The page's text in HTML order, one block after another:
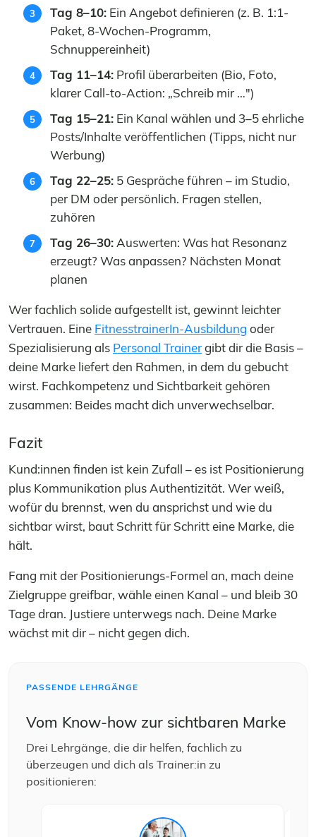
Tag 8–10: Ein Angebot definieren (z. B. 1:1-
Paket, 8-Wochen-Programm,
Schnuppereinheit)
Tag 11–14: Profil überarbeiten (Bio, Foto,
klarer Call-to-Action: „Schreib mir …")
Tag 15–21: Ein Kanal wählen und 3–5 ehrliche
Posts/Inhalte veröffentlichen (Tipps, nicht nur
Werbung)
Tag 22–25: 5 Gespräche führen – im Studio,
per DM oder persönlich. Fragen stellen,
zuhören
Tag 26–30: Auswerten: Was hat Resonanz
erzeugt? Was anpassen? Nächsten Monat
planen
Wer fachlich solide aufgestellt ist, gewinnt leichter
Vertrauen. Eine FitnesstrainerIn-Ausbildung oder
Spezialisierung als Personal Trainergibt dir die Basis –
deine Marke liefert den Rahmen, in dem du gebucht
wirst. Fachkompetenz und Sichtbarkeit gehören
zusammen: Beides macht dich unverwechselbar.
Fazit
Kund:innen finden ist kein Zufall – es ist Positionierung
plus Kommunikation plus Authentizität. Wer weiß,
wofür du brennst, wen du ansprichst und wie du
sichtbar wirst, baut Schritt für Schritt eine Marke, die
hält.
Fang mit der Positionierungs-Formel an, mach deine
Zielgruppe greifbar, wähle einen Kanal – und bleib 30
Tage dran. Justiere unterwegs nach. Deine Marke
wächst mit dir – nicht gegen dich.
PASSENDE LEHRGÄNGE
Vom Know-how zur sichtbaren Marke
Drei Lehrgänge, die dir helfen, fachlich zu
überzeugen und dich als Trainer:in zu
positionieren: